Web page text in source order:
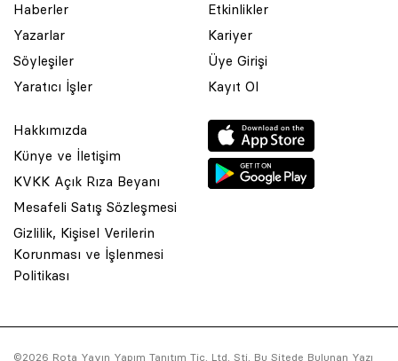
Haberler
Yazarlar
Söyleşiler
Yaratıcı İşler
Etkinlikler
Kariyer
Üye Girişi
Kayıt Ol
Hakkımızda
Künye ve İletişim
KVKK Açık Rıza Beyanı
Mesafeli Satış Sözleşmesi
Gizlilik, Kişisel Verilerin
Korunması ve İşlenmesi
Politikası
©2026 Rota Yayın Yapım Tanıtım Tic. Ltd. Şti. Bu Sitede Bulunan Yazı
© 2001 Rota Yayın Yapım Tanıtım Tic. Ltd. Şti. Bu Sitede Bulunan
Asquared WordPress Agencytarafından tasarlanmış ve